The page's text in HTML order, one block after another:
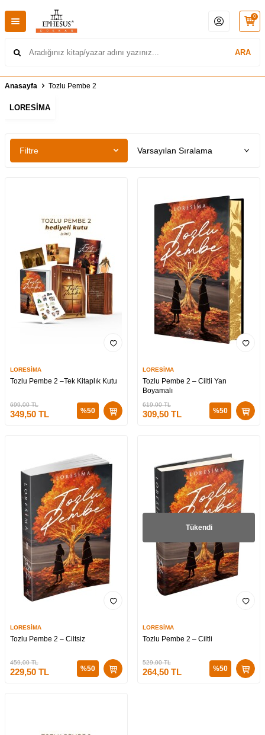
ARA
0
Anasayfa Tozlu Pembe 2
LORESİMA
Filtre
LORESİMA
Tozlu Pembe 2 –Tek Kitaplık Kutu
699,00TL
349,50 TL %50
LORESİMA
Tozlu Pembe 2 – Ciltli Yan
Boyamalı
619,00TL
309,50 TL %50
LORESİMA
Tozlu Pembe 2 – Ciltsiz
459,00TL
229,50 TL %50
Tükendi
LORESİMA
Tozlu Pembe 2 – Ciltli
529,00TL
264,50 TL %50